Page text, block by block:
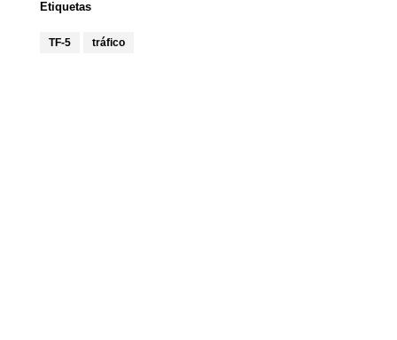
Etiquetas
TF-5 tráfico